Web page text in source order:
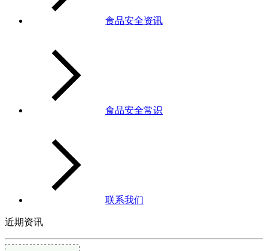
食品安全资讯
食品安全常识
联系我们
近期资讯